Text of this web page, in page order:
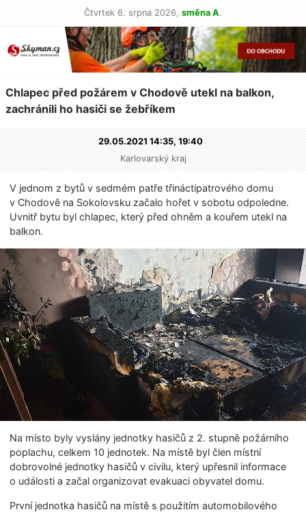
Čtvrtek 6. srpna 2026, směna A.
Chlapec před požárem v Chodově utekl na balkon,
zachránili ho hasiči se žebříkem
29.05.2021 14:35,19:40
Karlovarský kraj
V jednom z bytů v sedmém patře třináctipatrového domu
v Chodově na Sokolovsku začalo hořet v sobotu odpoledne.
Uvnitř bytu byl chlapec, který před ohněm a kouřem utekl na
balkon.
Na místo byly vyslány jednotky hasičů z 2. stupně požárního
poplachu, celkem 10 jednotek. Na místě byl člen místní
dobrovolné jednotky hasičů v civilu, který upřesnil informace
o události a začal organizovat evakuaci obyvatel domu.
První jednotka hasičů na místě s použitím automobilového